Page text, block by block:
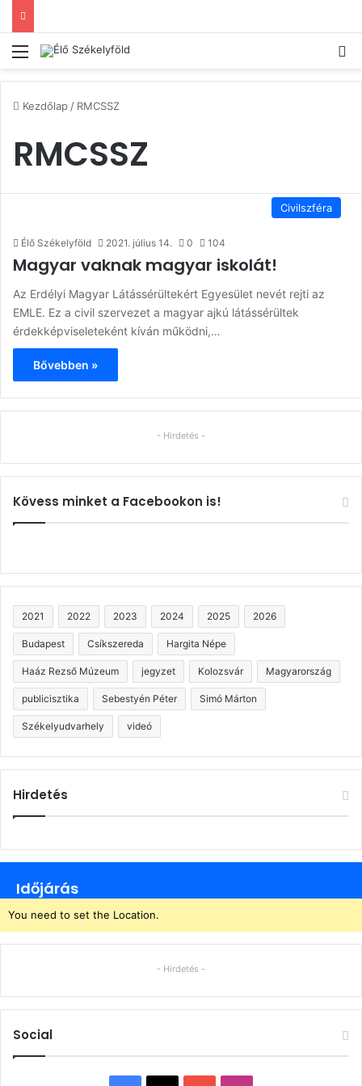
Menü
Kezdőlap / RMCSSZ
RMCSSZ
Civilszféra
Élő Székelyföld 2021. július 14. 0 104
Magyar vaknak magyar iskolát!
Az Erdélyi Magyar Látássérültekért Egyesület nevét rejti az
EMLE. Ez a civil szervezet a magyar ajkú látássérültek
érdekképviseleteként kíván működni,…
Bővebben »
- Hirdetés -
Kövess minket a Facebookon is!
2021 2022 2023 2024 2025 2026
Budapest Csíkszereda Hargita Népe
Haáz Rezső Múzeum jegyzet Kolozsvár Magyarország
publicisztika Sebestyén Péter Simó Márton
Székelyudvarhely videó
Hirdetés
Időjárás
You need to set the Location.
- Hirdetés -
Social